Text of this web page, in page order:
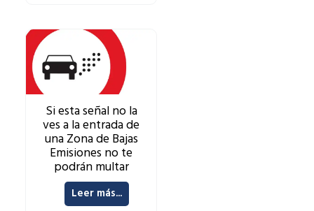
Si esta señal no la
ves a la entrada de
una Zona de Bajas
Emisiones no te
podrán multar
Leer más...